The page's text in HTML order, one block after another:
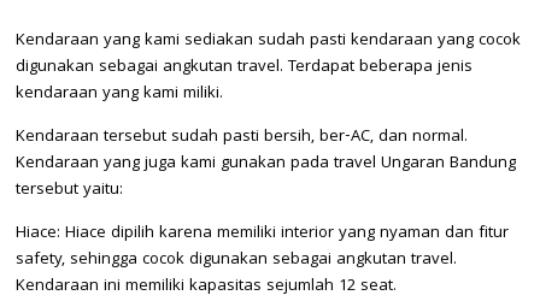
Kendaraan yang kami sediakan sudah pasti kendaraan yang cocok
digunakan sebagai angkutan travel. Terdapat beberapa jenis
kendaraan yang kami miliki.
Kendaraan tersebut sudah pasti bersih, ber-AC, dan normal.
Kendaraan yang juga kami gunakan pada travel Ungaran Bandung
tersebut yaitu:
Hiace: Hiace dipilih karena memiliki interior yang nyaman dan fitur
safety, sehingga cocok digunakan sebagai angkutan travel.
Kendaraan ini memiliki kapasitas sejumlah 12 seat.